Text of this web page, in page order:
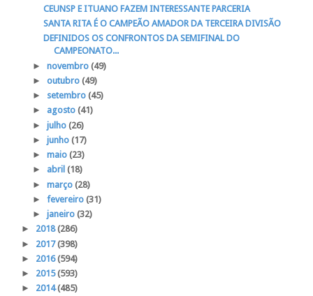
CEUNSP E ITUANO FAZEM INTERESSANTE PARCERIA
SANTA RITA É O CAMPEÃO AMADOR DA TERCEIRA DIVISÃO
DEFINIDOS OS CONFRONTOS DA SEMIFINAL DO
CAMPEONATO...
► novembro (49)
► outubro (49)
► setembro (45)
► agosto (41)
► julho (26)
► junho (17)
► maio (23)
► abril (18)
► março (28)
► fevereiro (31)
► janeiro (32)
► 2018(286)
► 2017(398)
► 2016(594)
► 2015(593)
► 2014(485)